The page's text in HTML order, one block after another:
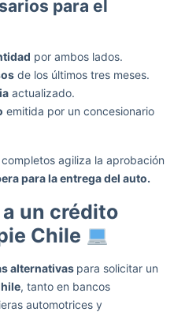
para el
por ambos lados.
de los últimos tres meses.
actualizado.
emitida por un concesionario
agiliza la aprobación
para la entrega del auto.
un crédito
Chile
alternativas para solicitar un
, tanto en bancos
automotrices y